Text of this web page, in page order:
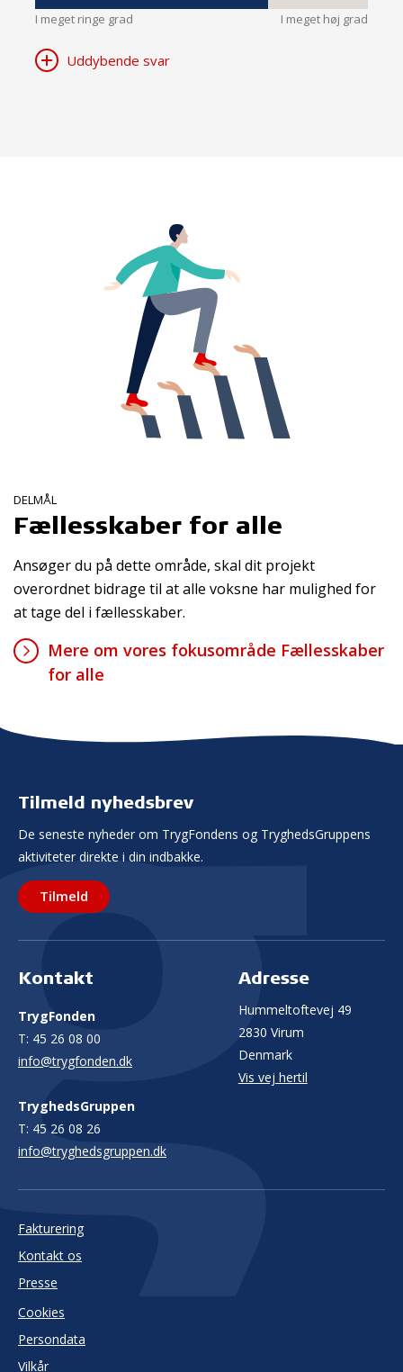
I meget ringe grad I meget høj grad
Uddybende svar
DELMÅL
Fællesskaber for alle
Ansøger du på dette område, skal dit projekt
overordnet bidrage til at alle voksne har mulighed for
at tage del i fællesskaber.
Mere om vores fokusområde Fællesskaber
for alle
Tilmeld nyhedsbrev
De seneste nyheder om TrygFondens og TryghedsGruppens
aktiviteter direkte i din indbakke.
Tilmeld
Kontakt
TrygFonden
T: 45 26 08 00
info@trygfonden.dk
TryghedsGruppen
T: 45 26 08 26
info@tryghedsgruppen.dk
Adresse
Hummeltoftevej 49
2830 Virum
Denmark
Vis vej hertil
Fakturering
Kontakt os
Presse
Cookies
Persondata
Vilkår